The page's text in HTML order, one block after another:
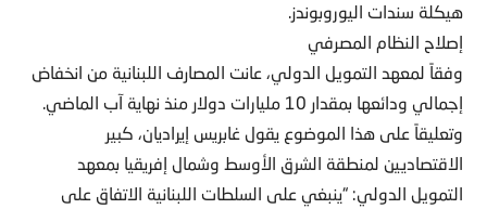
هيكلة سندات اليوروبوندز.
إصلاح النظام المصرفي
وفقاً لمعهد التمويل الدولي، عانت المصارف اللبنانية من انخفاض
إجمالي ودائعها بمقدار 10 مليارات دولار منذ نهاية آب الماضي.
وتعليقاً على هذا الموضوع يقول غابريس إيراديان، كبير
الاقتصاديين لمنطقة الشرق الأوسط وشمال إفريقيا بمعهد
التمويل الدولي: “ينبغي على السلطات اللبنانية الاتفاق على